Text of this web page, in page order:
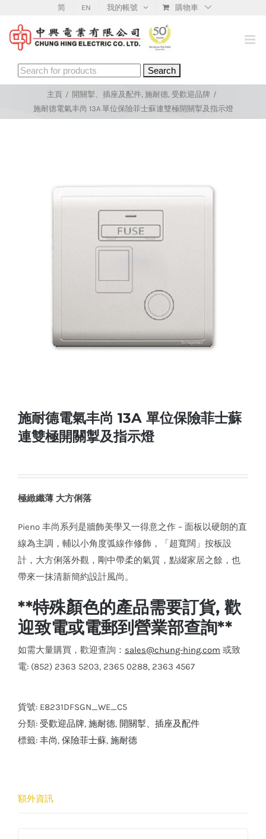
content
简 EN 我的帳號 購物車
Search
for:
主頁 / 開關掣、插座及配件, 施耐德, 受歡迎品牌 /
施耐德電氣丰尚 13A 單位保險菲士蘇連雙極開關掣及指示燈
施耐德電氣丰尚 13A 單位保險菲士蘇
連雙極開關掣及指示燈
極緻纖薄 大方俐落
Pieno 丰尚系列是牆飾美學又一得意之作 – 面板以硬朗的直
線為主調，輔以小角度弧線作修飾，「超寬闊」按板設
計，大方俐落外觀，剛中帶柔的氣質，點綴家居之餘，也
帶來一抹清新簡約設計風尚。
**特殊顏色的產品需要訂貨, 歡
迎致電或電郵到營業部查詢**
如需大量購買，歡迎查詢： sales@chung-hing.com 或致
電: (852) 2363 5203, 2365 0288, 2363 4567
貨號: E8231DFSGN_WE_C5
分類: 受歡迎品牌, 施耐德, 開關掣、插座及配件
標籤: 丰尚, 保險菲士蘇, 施耐德
額外資訊